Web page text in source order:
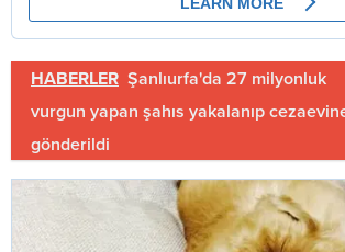
HABERLER Şanlıurfa'da 27 milyonluk
vurgun yapan şahıs yakalanıp
gönderildi